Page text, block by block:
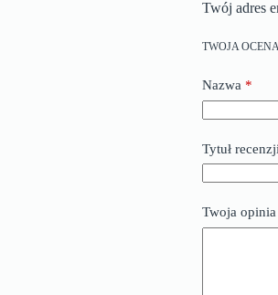
Twój adres
TWOJA
Nazwa *
Tytuł recenzji
Twoja opinia